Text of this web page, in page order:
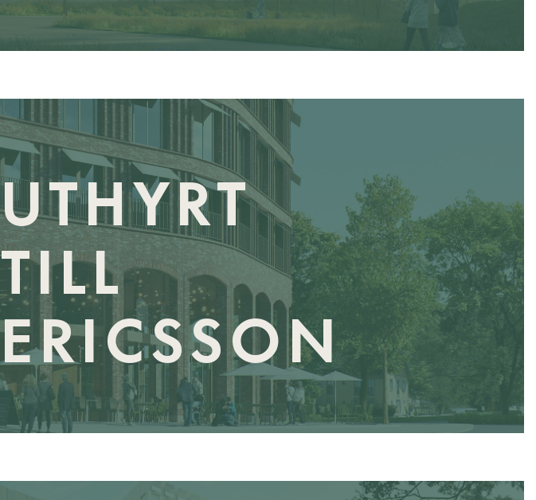
UTHYRT
TILL
ERICSSON